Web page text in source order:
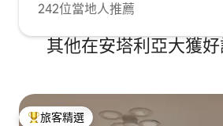
242位當地人推薦
其他在安塔利亞大獲
旅客精選